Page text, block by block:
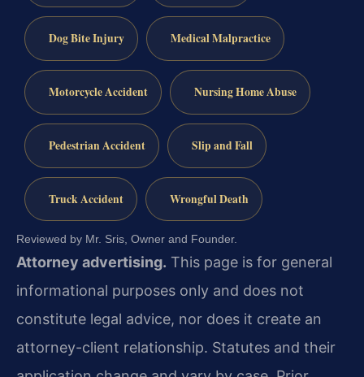
Dog Bite Injury Medical Malpractice
Motorcycle Accident Nursing Home Abuse
Pedestrian Accident Slip and Fall
Truck Accident Wrongful Death
Reviewed by Mr. Sris, Owner and Founder.
Attorney advertising. This page is for general
informational purposes only and does not
constitute legal advice, nor does it create an
attorney-client relationship. Statutes and their